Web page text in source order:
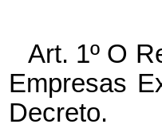
Art. 1º O
Empresas
Decreto.